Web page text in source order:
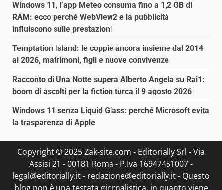
Windows 11, l’app Meteo consuma fino a 1,2 GB di
RAM: ecco perché WebView2 e la pubblicità
influiscono sulle prestazioni
Temptation Island: le coppie ancora insieme dal 2014
al 2026, matrimoni, figli e nuove convivenze
Racconto di Una Notte supera Alberto Angela su Rai1:
boom di ascolti per la fiction turca il 9 agosto 2026
Windows 11 senza Liquid Glass: perché Microsoft evita
la trasparenza di Apple
Copyright © 2025 Zak-site.com - Editorially Srl - Via
Assisi 21 - 00181 Roma - P.Iva 16947451007 -
legal@editorially.it - redazione@editorially.it - Questo
blog non è una testata giornalistica, in quanto viene